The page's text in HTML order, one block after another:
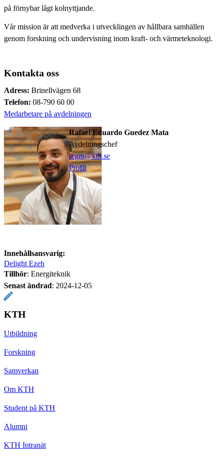
på förnybar lågt kolnyttjande.
Vår mission är att medverka i utvecklingen av hållbara samhällen
genom forskning och undervisning inom kraft- och värmeteknologi.
Kontakta oss
Adress: Brinellvägen 68
Telefon: 08-790 60 00
Medarbetare på avdelningen
Rafael Eduardo Guedez Mata
Avdelningschef
regm@kth.se
Profil
Innehållsansvarig:
Delight Ezeh
Tillhör: Energiteknik
Senast ändrad: 2024-12-05
KTH
Utbildning
Forskning
Samverkan
Om KTH
Student på KTH
Alumni
KTH Intranät